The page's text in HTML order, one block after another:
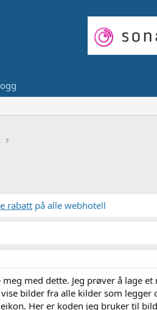
rabatt på alle webhotell
med dette. Jeg prøver å lage
bilder fra alle kilder som
Her er koden jeg bruker til